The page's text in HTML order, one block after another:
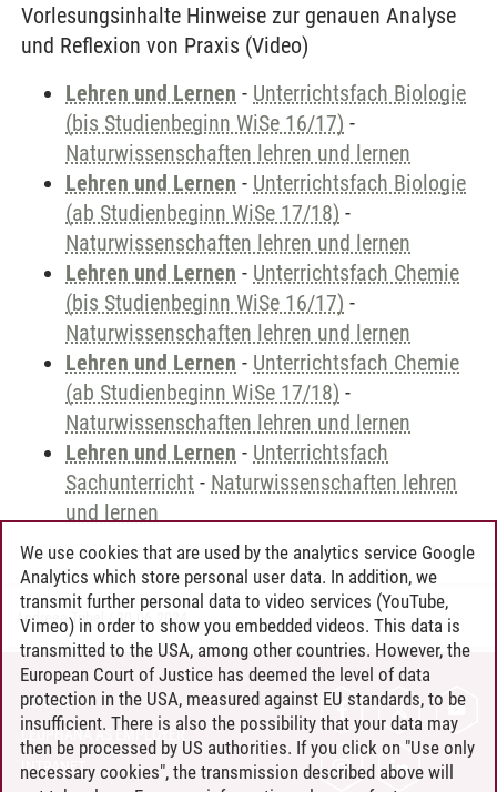
Vorlesungsinhalte Hinweise zur genauen Analyse
und Reflexion von Praxis (Video)
Lehren und Lernen - Unterrichtsfach Biologie
(bis Studienbeginn WiSe 16/17) -
Naturwissenschaften lehren und lernen
Lehren und Lernen - Unterrichtsfach Biologie
(ab Studienbeginn WiSe 17/18) -
Naturwissenschaften lehren und lernen
Lehren und Lernen - Unterrichtsfach Chemie
(bis Studienbeginn WiSe 16/17) -
Naturwissenschaften lehren und lernen
Lehren und Lernen - Unterrichtsfach Chemie
(ab Studienbeginn WiSe 17/18) -
Naturwissenschaften lehren und lernen
Lehren und Lernen - Unterrichtsfach
Sachunterricht - Naturwissenschaften lehren
und lernen
Andreea Tribel 30.06.2024
CONTACT
LEUPHANA AS EMPLOYER
INTRANET
We use cookies that are used by the analytics service Google
Analytics which store personal user data. In addition, we
transmit further personal data to video services (YouTube,
Vimeo) in order to show you embedded videos. This data is
transmitted to the USA, among other countries. However, the
European Court of Justice has deemed the level of data
protection in the USA, measured against EU standards, to be
insufficient. There is also the possibility that your data may
then be processed by US authorities. If you click on "Use only
necessary cookies", the transmission described above will